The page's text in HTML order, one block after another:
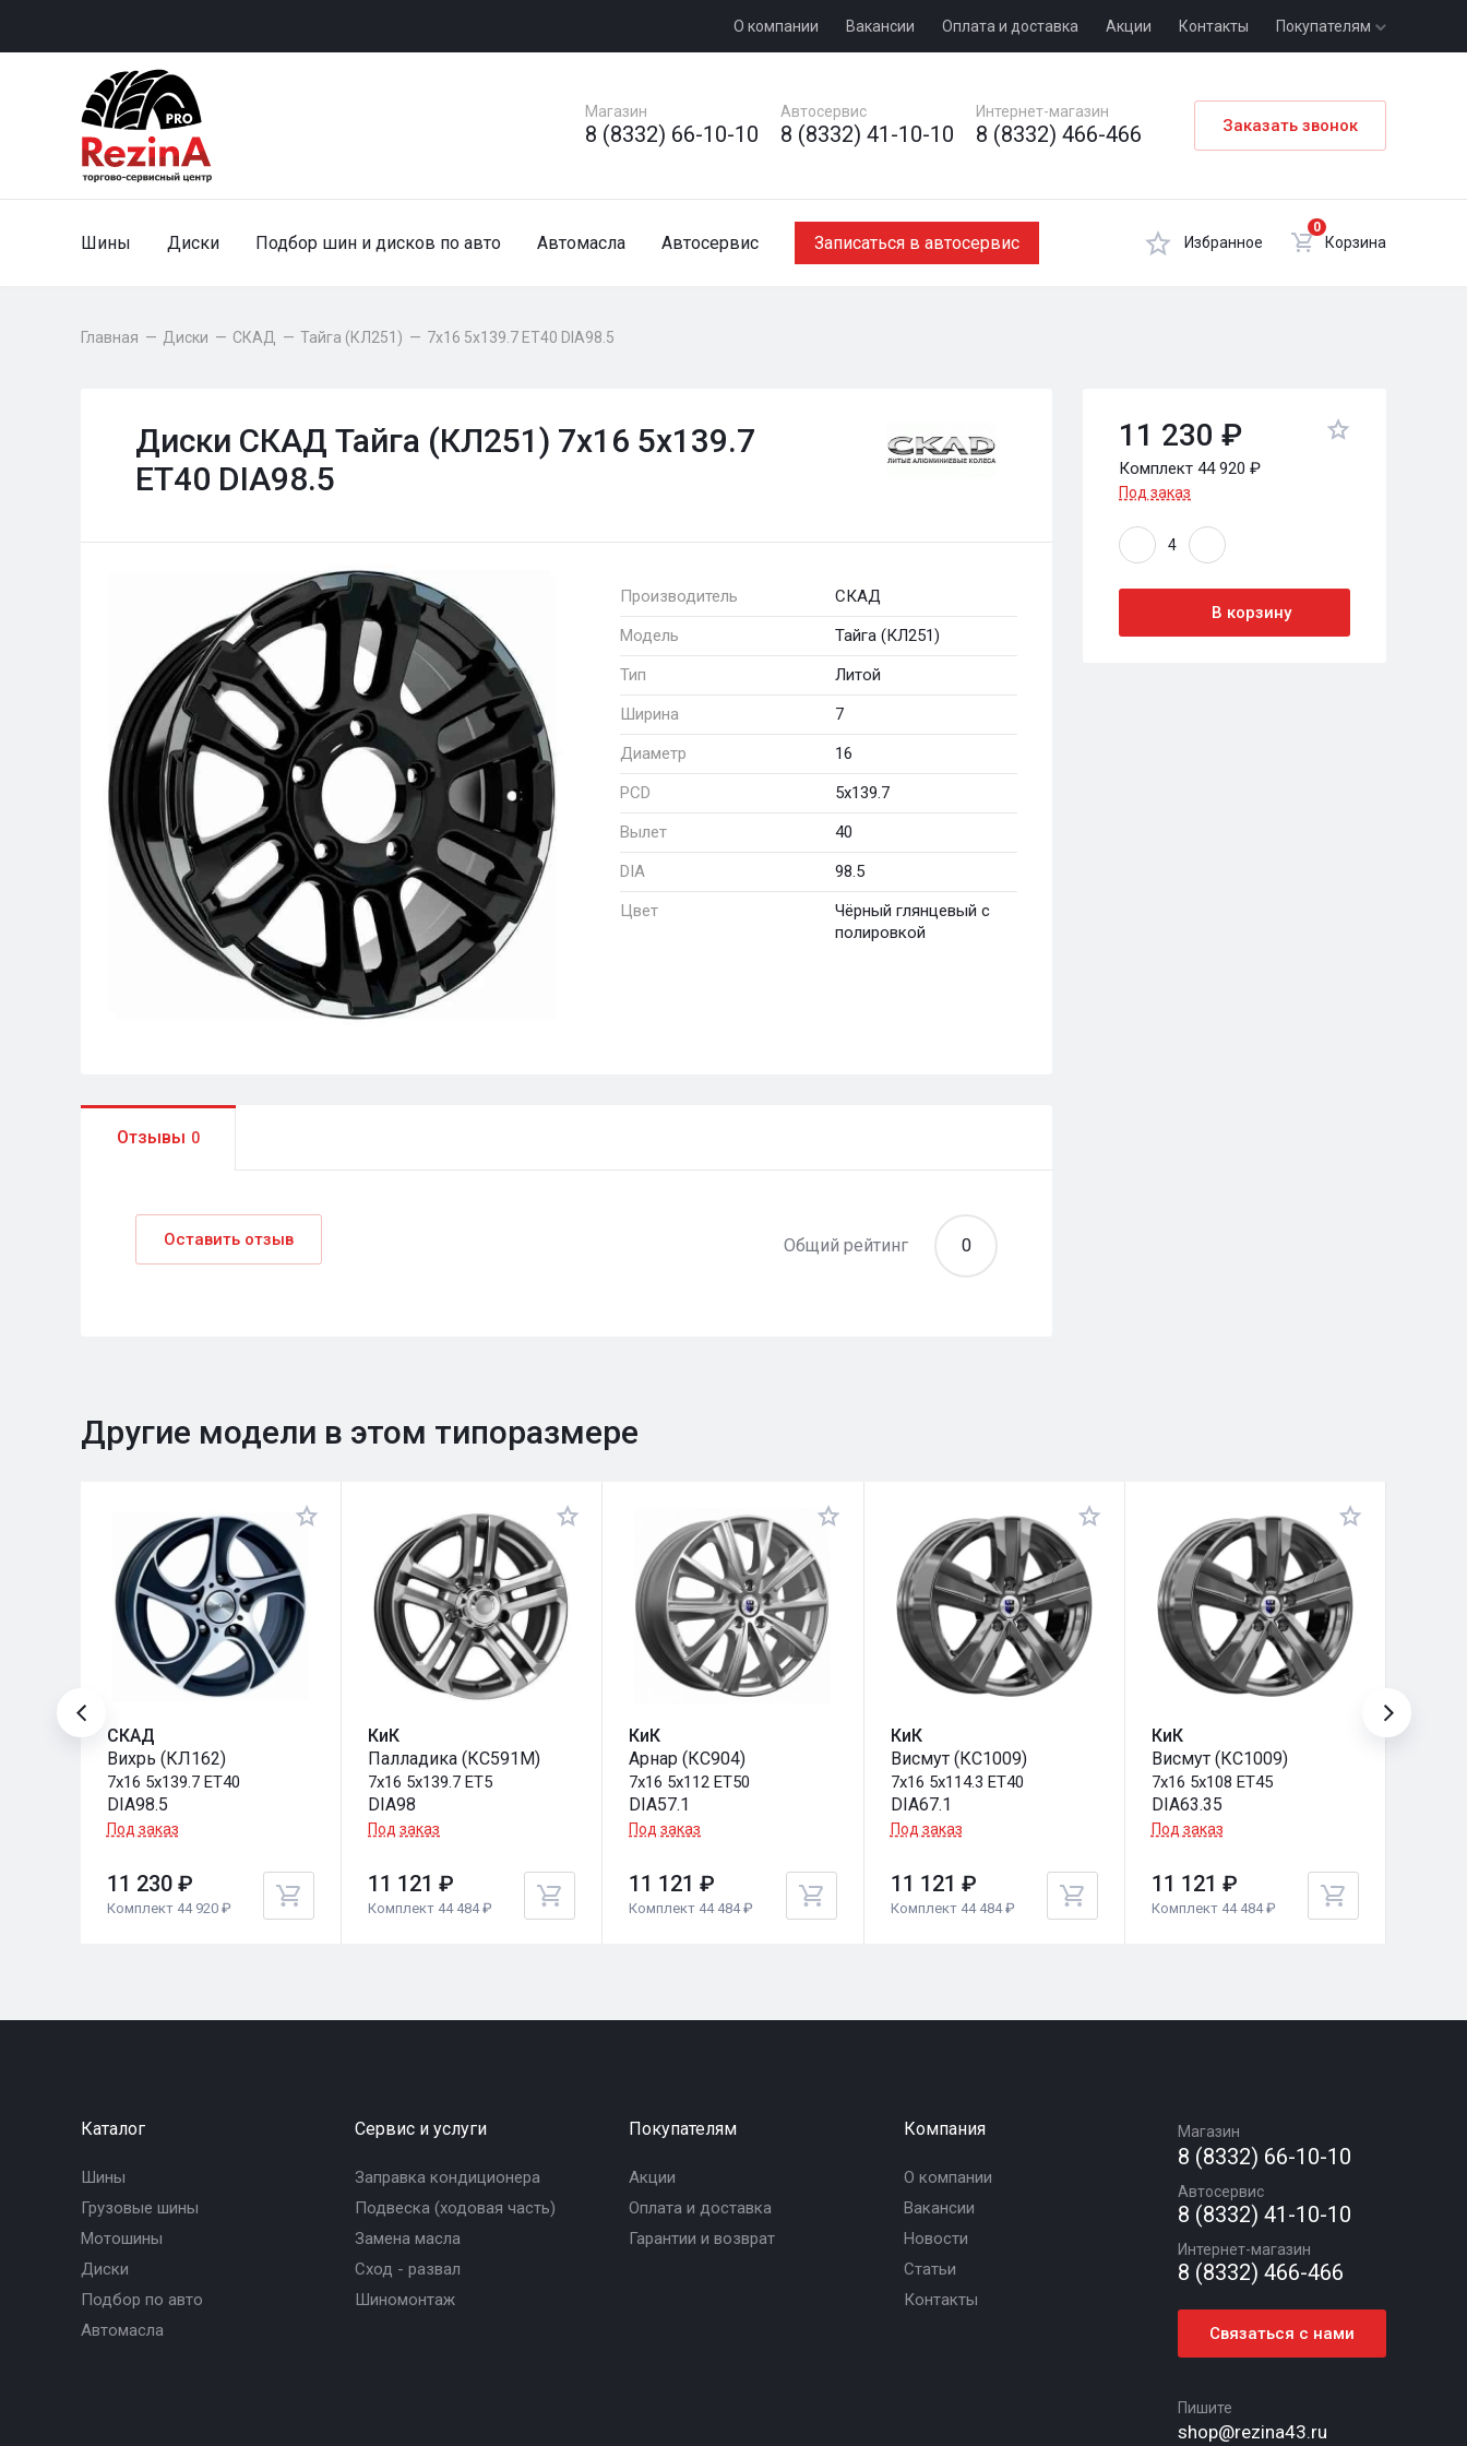
О компании Вакансии Оплата и доставка Акции Контакты Покупателям
Магазин
8 (8332) 66-10-10
Автосервис
8 (8332) 41-10-10
Интернет-магазин
8 (8332) 466-466 Заказать звонок
Шины Диски Подбор шин и дисков по авто Автомасла Автосервис Записаться в автосервис Избранное
0
Корзина
Главная — Диски — СКАД — Тайга (КЛ251) — 7x16 5x139.7 ET40 DIA98.5
Диски СКАД Тайга (КЛ251) 7x16 5x139.7
ET40 DIA98.5
Производитель
СКАД
Модель
Тайга (КЛ251)
Тип
Литой
Ширина
7
Диаметр
16
PCD
5x139.7
Вылет
40
DIA
98.5
Цвет
Чёрный глянцевый с
полировкой
Отзывы 0
Оставить отзыв Общий рейтинг 0
11 230 ₽
Комплект 44 920 ₽
Под заказ
В корзину
Другие модели в этом типоразмере
СКАД
Вихрь (КЛ162)
7x16 5x139.7 ET40
DIA98.5
Под заказ
11 230 ₽
Комплект 44 920 ₽
КиК
Палладика (КС591М)
7x16 5x139.7 ET5
DIA98
Под заказ
11 121 ₽
Комплект 44 484 ₽
КиК
Арнар (КС904)
7x16 5x112 ET50
DIA57.1
Под заказ
11 121 ₽
Комплект 44 484 ₽
КиК
Висмут (КС1009)
7x16 5x114.3 ET40
DIA67.1
Под заказ
11 121 ₽
Комплект 44 484 ₽
КиК
Висмут (КС1009)
7x16 5x108 ET45
DIA63.35
Под заказ
11 121 ₽
Комплект 44 484 ₽
Каталог
Шины
Грузовые шины
Мотошины
Диски
Подбор по авто
Автомасла
Сервис и услуги
Заправка кондиционера
Подвеска (ходовая часть)
Замена масла
Сход - развал
Шиномонтаж
Покупателям
Акции
Оплата и доставка
Гарантии и возврат
Компания
О компании
Вакансии
Новости
Статьи
Контакты
Магазин
8 (8332) 66-10-10
Автосервис
8 (8332) 41-10-10
Интернет-магазин
8 (8332) 466-466
Связаться с нами
Пишите
shop@rezina43.ru